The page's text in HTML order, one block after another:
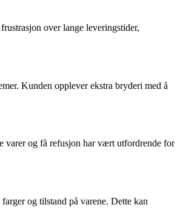
over lange leveringstider,
Kunden opplever ekstra bryderi med å
varer og få refusjon har vært utfordrende for
og tilstand på varene. Dette kan